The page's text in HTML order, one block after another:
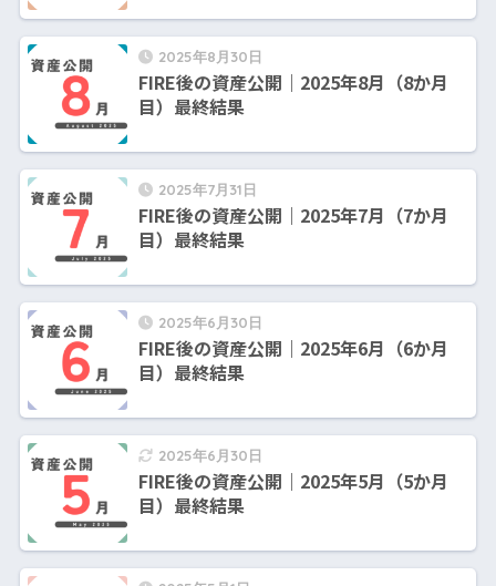
2025年8月30日
FIRE後の資産公開｜2025年8月（8か月
目）最終結果
2025年7月31日
FIRE後の資産公開｜2025年7月（7か月
目）最終結果
2025年6月30日
FIRE後の資産公開｜2025年6月（6か月
目）最終結果
2025年6月30日
FIRE後の資産公開｜2025年5月（5か月
目）最終結果